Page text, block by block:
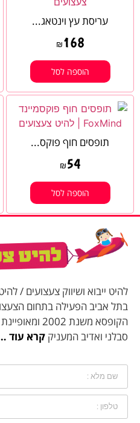
עריסת עץ וינטאג...
₪ 168
הוספה לסל
תופסים חוף פוקס...
₪ 54
הוספה לסל
להיט ייבוא ושיווק צעצועים /
בתל אביב הפעילה בתחום
הקופסא משנת
סבלני ואדיב המעניק קרא עוד